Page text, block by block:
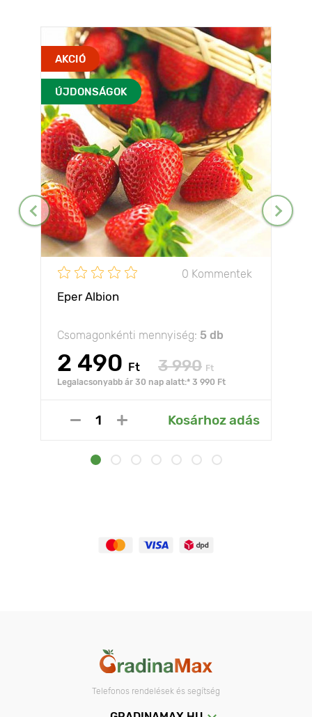
AKCIÓ
ÚJDONSÁGOK
0 Kommentek
Eper Albion
Csomagonkénti mennyiség: 5 db
2 490 Ft 3 990 Ft
Legalacsonyabb ár 30 nap alatt:* 3 990 Ft
Kosárhoz adás
Telefonos rendelések és segítség